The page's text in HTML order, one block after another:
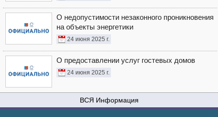
О недопустимости незаконного проникновения
на объекты энергетики
24 июня 2025 г.
О предоставлении услуг гостевых домов
24 июня 2025 г.
Информация